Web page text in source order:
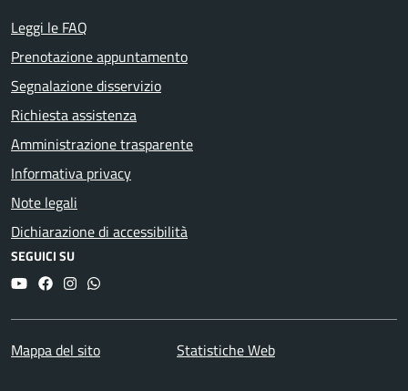
Leggi le FAQ
Prenotazione appuntamento
Segnalazione disservizio
Richiesta assistenza
Amministrazione trasparente
Informativa privacy
Note legali
Dichiarazione di accessibilità
SEGUICI SU
YouTubeFacebookInstagram
Whatsapp
Mappa del sito Statistiche Web